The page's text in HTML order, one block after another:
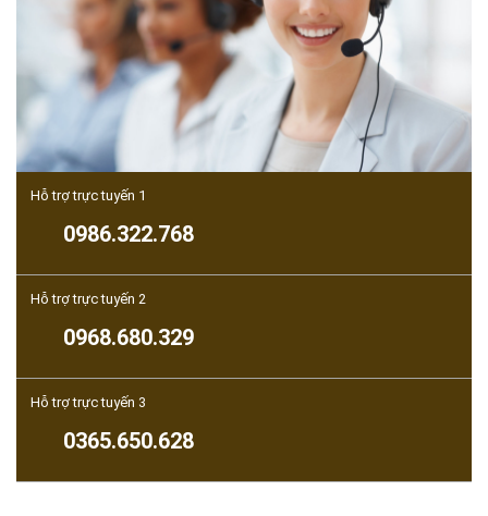
Hỗ trợ trực tuyến 1
0986.322.768
Hỗ trợ trực tuyến 2
0968.680.329
Hỗ trợ trực tuyến 3
0365.650.628